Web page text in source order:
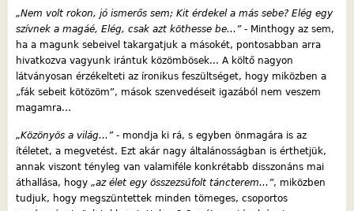
„Nem volt rokon, jó ismerős sem; Kit érdekel a más sebe? Elég egy
szívnek a magáé, Elég, csak azt köthesse be...”- Minthogy az sem,
ha a magunk sebeivel takargatjuk a másokét, pontosabban arra
hivatkozva vagyunk irántuk közömbösek... A költő nagyon
látványosan érzékelteti az íronikus feszültséget, hogy miközben a
„fák sebeit kötözöm”, mások szenvedéseit igazából nem veszem
magamra...
„Közönyös a világ...”- mondja ki rá, s egyben önmagára is az
ítéletet, a megvetést. Ezt akár nagy általánosságban is érthetjük,
annak viszont tényleg van valamiféle konkrétabb disszonáns mai
áthallása, hogy „az élet egy összezsúfolt táncterem...”, miközben
tudjuk, hogy megszüntettek minden tömeges, csoportos